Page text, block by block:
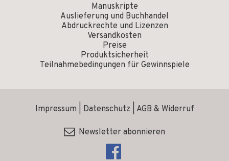
Manuskripte
Auslieferung und Buchhandel
Abdruckrechte und Lizenzen
Versandkosten
Preise
Produktsicherheit
Teilnahmebedingungen für Gewinnspiele
Impressum Datenschutz AGB & Widerruf
Newsletter abonnieren